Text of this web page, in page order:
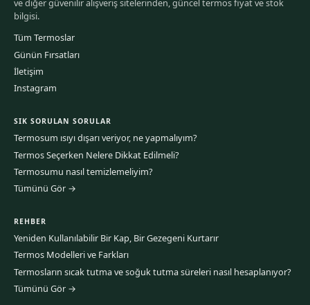
bilgisi.
Tüm Termoslar
Günün Fırsatları
İletişim
Instagram
SIK SORULAN SORULAR
Termosum ısıyı dışarı veriyor, ne yapmalıyım?
Termos Seçerken Nelere Dikkat Edilmeli?
Termosumu nasıl temizlemeliyim?
Tümünü Gör →
REHBER
Yeniden Kullanılabilir Bir Kap, Bir Gezegeni Kurtarır
Termos Modelleri ve Farkları
Termosların sıcak tutma ve soğuk tutma süreleri nasıl hesaplanıyor?
Tümünü Gör →